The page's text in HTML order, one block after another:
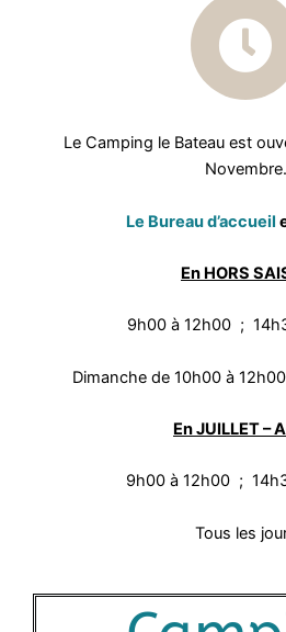
Le Camping le Bateau est
Novembre.
Le Bureau d’accueil
En HORS
9h00 à 12h00 ;
Dimanche de 10h00 à
EnJUILLET –
9h00 à 12h00 ;
Tous les